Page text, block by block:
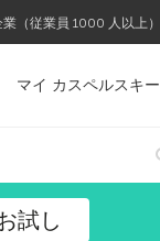
業（従業員 1000 人以上）
マイ カスペルスキー
試し